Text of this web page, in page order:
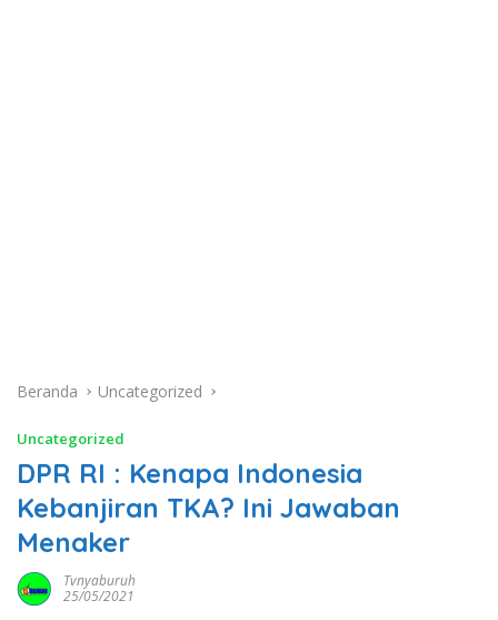
Beranda Uncategorized
Uncategorized
DPR RI : Kenapa Indonesia
Kebanjiran TKA? Ini Jawaban
Menaker
Tvnyaburuh
25/05/2021